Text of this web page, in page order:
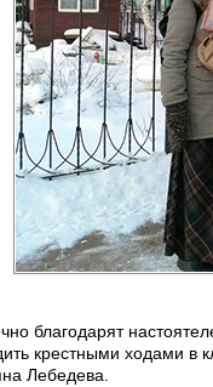
благодарят
крестными ходами в
Лебедева.